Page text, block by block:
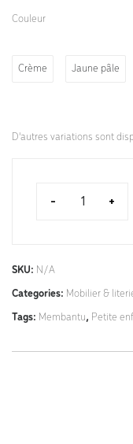
Couleur
Crème Jaune pâle
D'autres variations sont
- +
SKU: N/A
Categories: Mobilier &
Tags: Membantu, Petite